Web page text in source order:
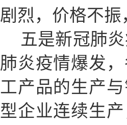
剧烈，价格不
五是新冠肺
肺炎疫情爆发
工产品的生产
型企业连续生